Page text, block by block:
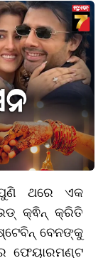
ଥରେ ଏକ
କ୍ଵିନ୍‌ କ୍ରିତି
ବେନଙ୍କୁ
ଫେୟାରମଣ୍ଟ